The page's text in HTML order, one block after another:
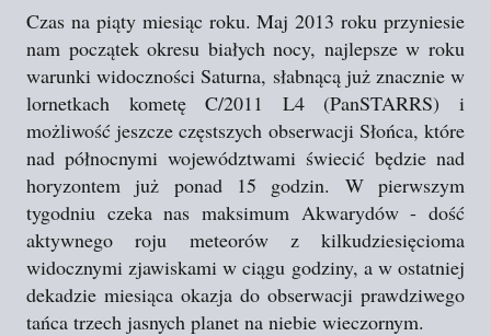
Czas na piąty miesiąc roku. Maj 2013 roku przyniesie
nam początek okresu białych nocy, najlepsze w roku
warunki widoczności Saturna, słabnącą już znacznie w
lornetkach kometę C/2011 L4 (PanSTARRS) i
możliwość jeszcze częstszych obserwacji Słońca, które
nad północnymi województwami świecić będzie nad
horyzontem już ponad 15 godzin. W pierwszym
tygodniu czeka nas maksimum Akwarydów - dość
aktywnego roju meteorów z kilkudziesięcioma
widocznymi zjawiskami w ciągu godziny, a w ostatniej
dekadzie miesiąca okazja do obserwacji prawdziwego
tańca trzech jasnych planet na niebie wieczornym.